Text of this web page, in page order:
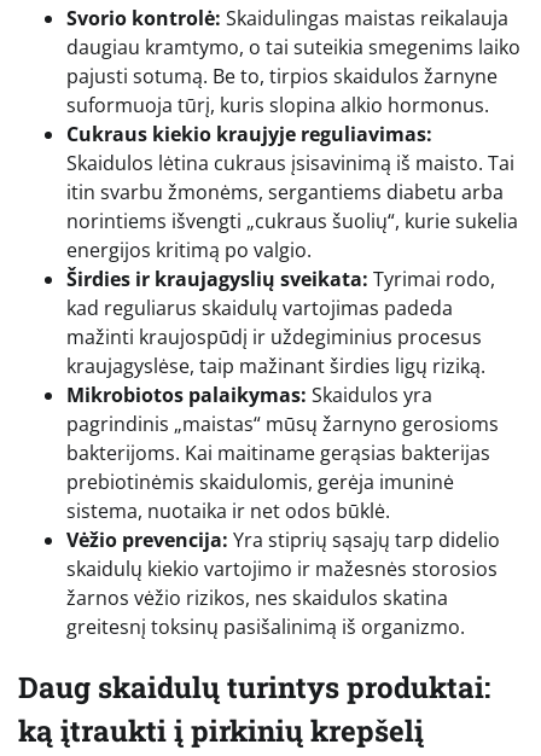
Svorio kontrolė: Skaidulingas maistas reikalauja
daugiau kramtymo, o tai suteikia smegenims laiko
pajusti sotumą. Be to, tirpios skaidulos žarnyne
suformuoja tūrį, kuris slopina alkio hormonus.
Cukraus kiekio kraujyje reguliavimas:
Skaidulos lėtina cukraus įsisavinimą iš maisto. Tai
itin svarbu žmonėms, sergantiems diabetu arba
norintiems išvengti „cukraus šuolių“, kurie sukelia
energijos kritimą po valgio.
Širdies ir kraujagyslių sveikata: Tyrimai rodo,
kad reguliarus skaidulų vartojimas padeda
mažinti kraujospūdį ir uždegiminius procesus
kraujagyslėse, taip mažinant širdies ligų riziką.
Mikrobiotos palaikymas: Skaidulos yra
pagrindinis „maistas“ mūsų žarnyno gerosioms
bakterijoms. Kai maitiname gerąsias bakterijas
prebiotinėmis skaidulomis, gerėja imuninė
sistema, nuotaika ir net odos būklė.
Vėžio prevencija: Yra stiprių sąsajų tarp didelio
skaidulų kiekio vartojimo ir mažesnės storosios
žarnos vėžio rizikos, nes skaidulos skatina
greitesnį toksinų pasišalinimą iš organizmo.
Daug skaidulų turintys produktai:
ką įtraukti į pirkinių krepšelį